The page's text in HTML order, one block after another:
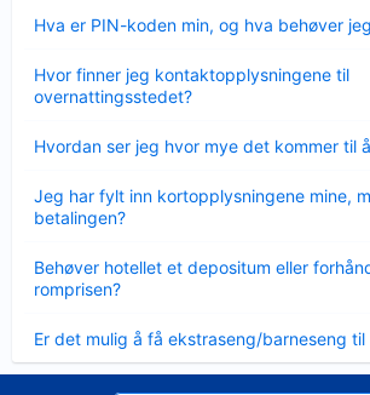
Hva er PIN-koden min, og hva behøver
mindre
Hvor finner jeg kontaktopplysningene til
overnattingsstedet?
mindre
Hvordan ser jeg hvor mye det kommer til
mindre
Jeg har fylt inn kortopplysningene mine,
betalingen?
mindre
Behøver hotellet et depositum eller
romprisen?
mindre
Er det mulig å få ekstraseng/barneseng til
mindre